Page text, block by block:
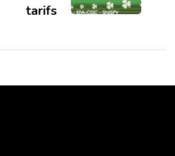
tarifs